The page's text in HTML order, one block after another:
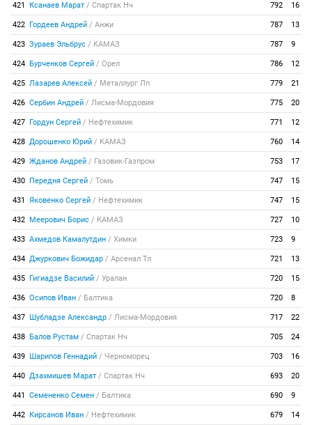
421 Ксанаев Марат / Спартак Нч 792 16
422 Гордеев Андрей / Анжи 787 13
423 Зураев Эльбрус / КАМАЗ 787 9
424 Бурченков Сергей / Орел 786 12
425 Лазарев Алексей / Металлург Лп 779 21
426 Сербин Андрей / Лисма-Мордовия 775 20
427 Гордун Сергей / Нефтехимик 771 12
428 Дорошенко Юрий / КАМАЗ 760 14
429 Жданов Андрей / Газовик-Газпром 753 17
430 Передня Сергей / Томь 747 15
431 Яковенко Сергей / Нефтехимик 747 15
432 Меерович Борис / КАМАЗ 727 10
433 Ахмедов Камалутдин / Химки 723 9
434 Джуркович Божидар / Арсенал Тл 721 13
435 Гигиадзе Василий / Уралан 720 15
436 Осипов Иван / Балтика 720 8
437 Шубладзе Александр / Лисма-Мордовия 717 22
438 Балов Рустам / Спартак Нч 705 24
439 Шарипов Геннадий / Черноморец 703 16
440 Дзахмишев Марат / Спартак Нч 693 20
441 Семененко Семен / Балтика 690 9
442 Кирсанов Иван / Нефтехимик 679 14